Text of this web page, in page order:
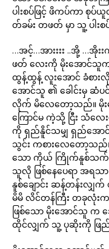
ပါးစပ်ဖြင့် ဖိကပ်ကာ စု
တ်ခမ်း တဖတ် မှာ သူ့ ပါး
…အင့်…အားးးး ..အို့ …အိုး
ဖတ် လေးကို မိုးအောင်သူ
ထွန့်ထွန့် လူးအောင် ခံစား
အောင်သူ ၏ ခေါင်းမှ ဆံပ
လိုက် မိလေတော့သည်။ မိုး
ကြောင်မ ကဲ့သို့ ငြီး သံလေ
ကို ရှည်နိူင်သမျှ ရှည်အော
သွင်း ကစားလေတော့သည်။ ဒ
သော ကိုယ် ကြိုက်နူစ်သက်
သူလို ဖြစ်နေပေရာ အရသ
နူစ်ချောင်း ဆန့်တန်းလျှ
မိမိ လိင်တန်ကြီး တခုလုံးက
ဖြစ်သော မိုးအောင်သူ က ဒ
ထိုင်လျှက် သူ့ ပုဆိုးကို ဖ